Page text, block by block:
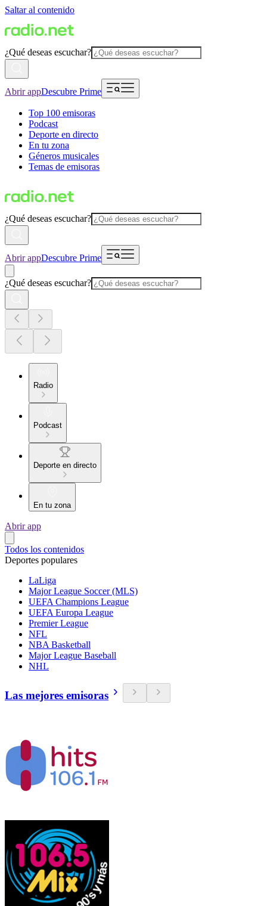
Saltar al contenido
¿Qué deseas escuchar?
Abrir appDescubre Prime
Top 100 emisoras
Podcast
Deporte en directo
En tu zona
Géneros musicales
Temas de emisoras
¿Qué deseas escuchar?
Abrir appDescubre Prime
¿Qué deseas escuchar?
Radio
Podcast
Deporte en directo
En tu zona
Abrir app
Todos los contenidos
Deportes populares
LaLiga
Major League Soccer (MLS)
UEFA Champions League
UEFA Europa League
Premier League
NFL
NBA Basketball
Major League Baseball
NHL
Las mejores emisoras